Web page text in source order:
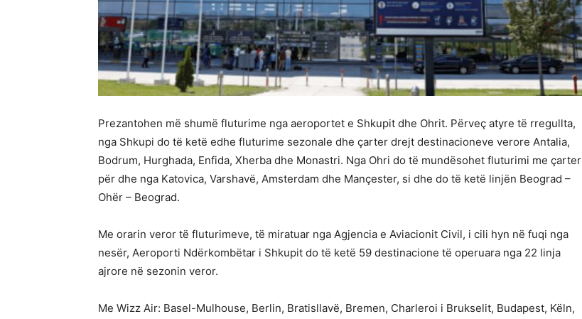
Prezantohen më shumë fluturime nga aeroportet e Shkupit dhe Ohrit. Përveç atyre të rregullta,
nga Shkupi do të ketë edhe fluturime sezonale dhe çarter drejt destinacioneve verore Antalia,
Bodrum, Hurghada, Enfida, Xherba dhe Monastri. Nga Ohri do të mundësohet fluturimi me çarter
për dhe nga Katovica, Varshavë, Amsterdam dhe Mançester, si dhe do të ketë linjën Beograd –
Ohër – Beograd.
Me orarin veror të fluturimeve, të miratuar nga Agjencia e Aviacionit Civil, i cili hyn në fuqi nga
nesër, Aeroporti Ndërkombëtar i Shkupit do të ketë 59 destinacione të operuara nga 22 linja
ajrore në sezonin veror.
Me Wizz Air: Basel-Mulhouse, Berlin, Bratisllavë, Bremen, Charleroi i Brukselit, Budapest, Këln,